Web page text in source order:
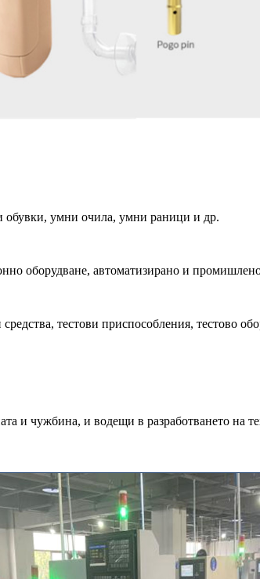
умни очила, умни раници и др.
оборудване, автоматизирано и
тестови приспособления, тестово
и чужбина, и водещи в разработването на